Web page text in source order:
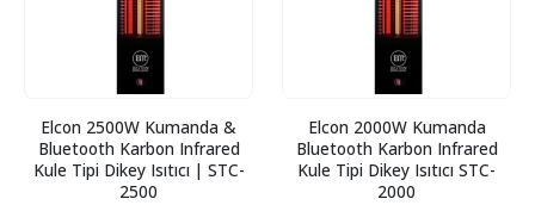
Elcon 2500W Kumanda &
Bluetooth Karbon Infrared
Kule Tipi Dikey Isıtıcı | STC-
2500
Elcon 2000W Kumanda
Bluetooth Karbon Infrared
Kule Tipi Dikey Isıtıcı STC-
2000